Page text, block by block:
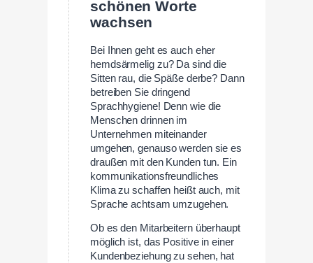
schönen Worte
wachsen
Bei Ihnen geht es auch eher
hemdsärmelig zu? Da sind die
Sitten rau, die Späße derbe? Dann
betreiben Sie dringend
Sprachhygiene! Denn wie die
Menschen drinnen im
Unternehmen miteinander
umgehen, genauso werden sie es
draußen mit den Kunden tun. Ein
kommunikationsfreundliches
Klima zu schaffen heißt auch, mit
Sprache achtsam umzugehen.
Ob es den Mitarbeitern überhaupt
möglich ist, das Positive in einer
Kundenbeziehung zu sehen, hat